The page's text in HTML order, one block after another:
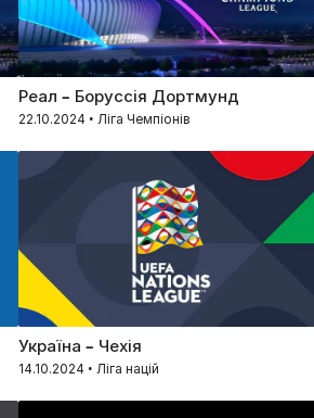
Реал – Боруссія Дортмунд
22.10.2024 • Ліга Чемпіонів
Україна – Чехія
14.10.2024 • Ліга націй